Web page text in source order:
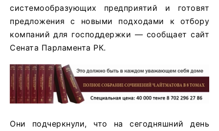
системообразующих предприятий и готовят
предложения с новыми подходами к отбору
компаний для господдержки — сообщает сайт
Сената Парламента РК.
Они подчеркнули, что на сегодняшний день